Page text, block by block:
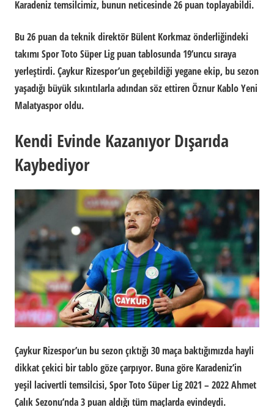
Karadeniz temsilcimiz, bunun neticesinde 26 puan toplayabildi.
Bu 26 puan da teknik direktör Bülent Korkmaz önderliğindeki
takımı Spor Toto Süper Lig puan tablosunda 19’uncu sıraya
yerleştirdi. Çaykur Rizespor’un geçebildiği yegane ekip, bu sezon
yaşadığı büyük sıkıntılarla adından söz ettiren Öznur Kablo Yeni
Malatyaspor oldu.
Kendi Evinde Kazanıyor Dışarıda
Kaybediyor
Çaykur Rizespor’un bu sezon çıktığı 30 maça baktığımızda hayli
dikkat çekici bir tablo göze çarpıyor. Buna göre Karadeniz’in
yeşil lacivertli temsilcisi, Spor Toto Süper Lig 2021 – 2022 Ahmet
Çalık Sezonu’nda 3 puan aldığı tüm maçlarda evindeydi.